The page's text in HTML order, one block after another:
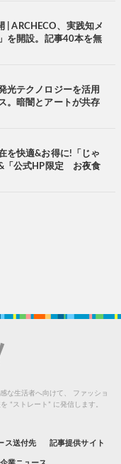
| ARCHECO、実践知メ
を開設。記事40本を無
光テクノロジーを活用
。暗闇とアートが共存
を快適&お得に!「じゃ
「公式HP限定 お夜食
な生活者へ向けて、
ファッショ
“ストレート” に発信します。
ス送付先 記事提供サイト